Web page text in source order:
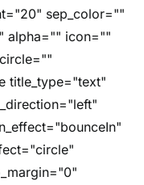
sep_color=""
alpha="" icon=""
title_type="text"